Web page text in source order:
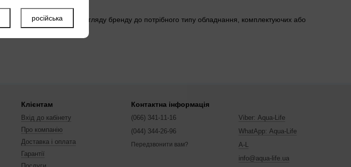
фильтр.
швидко перейти від огляду бренду до потрібного типу обладнання, комплектуючих або
Клієнтам
Вхід до кабінету
Про компанію
Доставка і оплата
Гарантії
Контактна інформація
(066) 341-11-16
(044) 344-26-96
Передзвонити вам?
Viber: Aqua-Life
WhatApp: Aqua-Life
A-L
info@aqua-life.ua
російська